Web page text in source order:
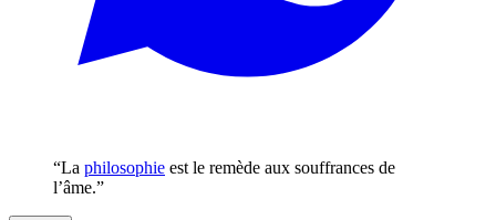
“La philosophie est le remède aux souffrances de
l’âme.”